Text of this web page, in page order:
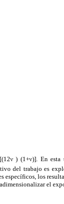
) (1+ν)]. En esta
del trabajo es
específicos, los
el